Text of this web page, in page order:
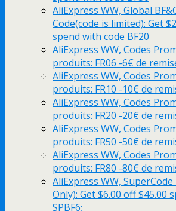
AliExpress WW, Global
Code(code is limited): Get
spend with code BF20
AliExpress WW, Codes
produits: FR06 -6€ de
AliExpress WW, Codes
produits: FR10 -10€ de
AliExpress WW, Codes
produits: FR20 -20€ de
AliExpress WW, Codes
produits: FR50 -50€ de
AliExpress WW, Codes
produits: FR80 -80€ de
AliExpress WW,
Only): Get $6.00 off $45.00
SPBF6;